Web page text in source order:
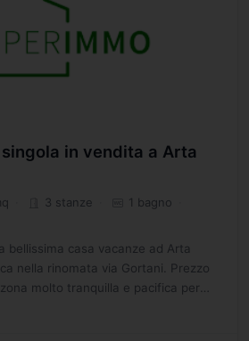
in vendita a Arta
3 stanze
1 bagno
bellissima casa vacanze ad Arta
nella rinomata via Gortani. Prezzo
molto tranquilla e pacifica per